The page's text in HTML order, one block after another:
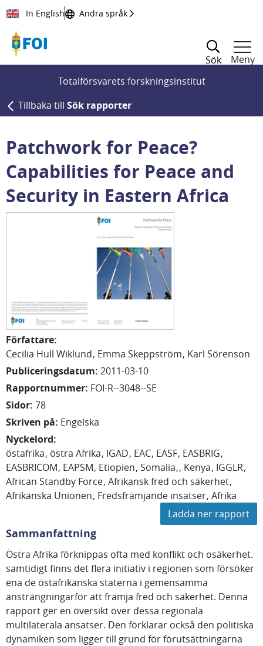
Till innehållet
In English Andra språk
Sök
Meny
Totalförsvarets forskningsinstitut
Tillbaka till Sök rapporter
Patchwork for Peace?
Capabilities for Peace and
Security in Eastern Africa
Författare:
Cecilia Hull Wiklund Emma Skeppström Karl Sörenson
Publiceringsdatum: 2011-03-10
Rapportnummer: FOI-R--3048--SE
Sidor: 78
Skriven på: Engelska
Nyckelord:
östafrika östra Afrika IGAD EAC EASF EASBRIG
EASBRICOM EAPSM Etiopien Somalia Kenya IGGLR
African Standby Force Afrikansk fred och säkerhet
Afrikanska Unionen Fredsfrämjande insatser Afrika
Ladda ner rapport
Sammanfattning
Östra Afrika förknippas ofta med konflikt och osäkerhet.
samtidigt finns det flera initiativ i regionen som försöker
ena de östafrikanska staterna i gemensamma
ansträngningarför att främja fred och säkerhet. Denna
rapport ger en översikt över dessa regionala
multilaterala ansatser. Den förklarar också den politiska
dynamiken som ligger till grund för förutsättningarna